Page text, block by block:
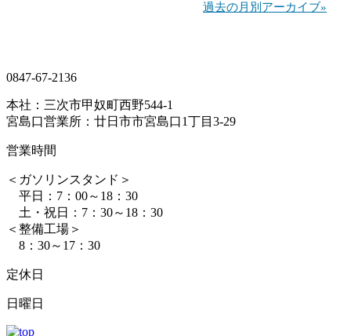
過去の月別アーカイブ»
0847-67-2136
本社：三次市甲奴町西野544-1
宮島口営業所：廿日市市宮島口1丁目3-29
営業時間
＜ガソリンスタンド＞
平日：7：00～18：30
土・祝日：7：30～18：30
＜整備工場＞
8：30～17：30
定休日
日曜日